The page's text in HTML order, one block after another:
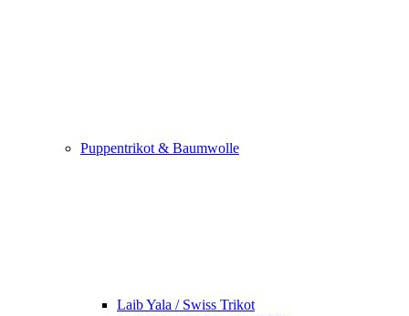
Puppentrikot & Baumwolle
Laib Yala / Swiss Trikot